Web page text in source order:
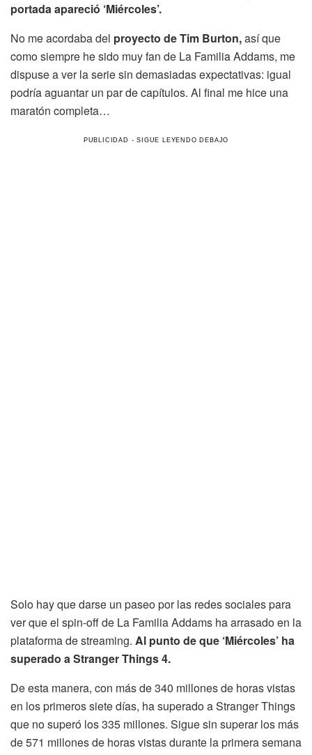
portada apareció ‘Miércoles’.
No me acordaba del proyecto de Tim Burton,así que
como siempre he sido muy fan de La Familia Addams, me
dispuse a ver la serie sin demasiadas expectativas: igual
podría aguantar un par de capítulos. Al final me hice una
maratón completa…
Solo hay que darse un paseo por las redes sociales para
ver que el spin-off de La Familia Addams ha arrasado en la
plataforma de streaming. Al punto de que ‘Miércoles’ ha
superado a Stranger Things 4.
De esta manera, con más de 340 millones de horas vistas
en los primeros siete días, ha superado a Stranger Things
que no superó los 335 millones. Sigue sin superar los más
de 571 millones de horas vistas durante la primera semana